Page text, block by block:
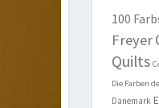
100
Freyer
Quilts
Die Farben
Dänemark